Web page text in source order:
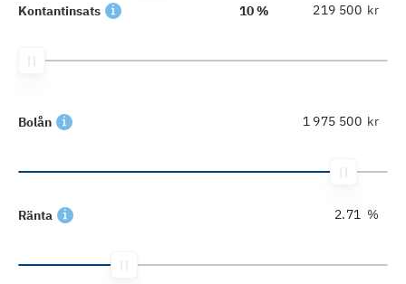
Kontantinsats 10 % kr
Bolån kr
Ränta %